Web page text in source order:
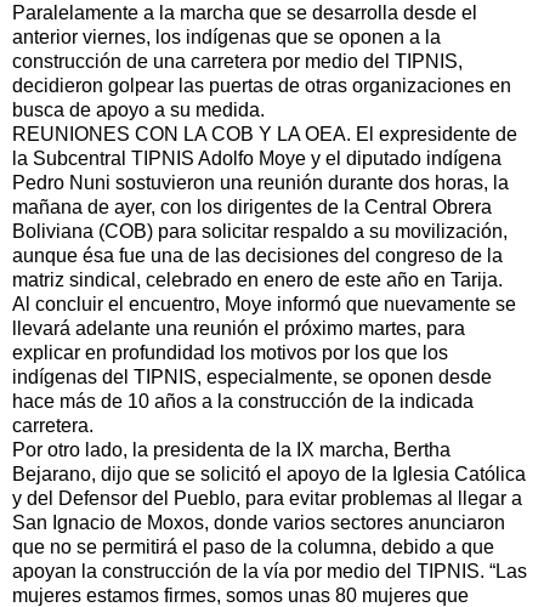
Paralelamente a la marcha que se desarrolla desde el
anterior viernes, los indígenas que se oponen a la
construcción de una carretera por medio del TIPNIS,
decidieron golpear las puertas de otras organizaciones en
busca de apoyo a su medida.
REUNIONES CON LA COB Y LA OEA. El expresidente de
la Subcentral TIPNIS Adolfo Moye y el diputado indígena
Pedro Nuni sostuvieron una reunión durante dos horas, la
mañana de ayer, con los dirigentes de la Central Obrera
Boliviana (COB) para solicitar respaldo a su movilización,
aunque ésa fue una de las decisiones del congreso de la
matriz sindical, celebrado en enero de este año en Tarija.
Al concluir el encuentro, Moye informó que nuevamente se
llevará adelante una reunión el próximo martes, para
explicar en profundidad los motivos por los que los
indígenas del TIPNIS, especialmente, se oponen desde
hace más de 10 años a la construcción de la indicada
carretera.
Por otro lado, la presidenta de la IX marcha, Bertha
Bejarano, dijo que se solicitó el apoyo de la Iglesia Católica
y del Defensor del Pueblo, para evitar problemas al llegar a
San Ignacio de Moxos, donde varios sectores anunciaron
que no se permitirá el paso de la columna, debido a que
apoyan la construcción de la vía por medio del TIPNIS. “Las
mujeres estamos firmes, somos unas 80 mujeres que